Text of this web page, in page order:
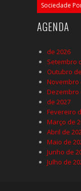
Sociedade
AGENDA
de 2026
Setembro
Outubro
Novembro
Dezembro
de 2027
Fevereiro
Março de
Abril de
Maio de
Junho de
Julho de